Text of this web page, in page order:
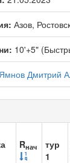
Азов,
10'+5"
Ямнов Дмитрий
Rнач
тур
1